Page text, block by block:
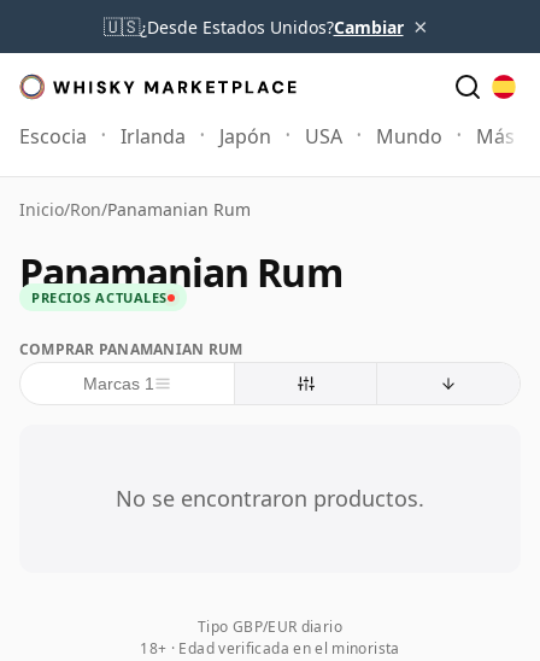
🇺🇸¿Desde Estados Unidos?Cambiar ×
Escocia Irlanda Japón USA Mundo Más
Inicio/Ron/Panamanian Rum
Panamanian Rum
PRECIOS ACTUALES
COMPRAR PANAMANIAN RUM
Marcas 1
No se encontraron productos.
Tipo GBP/EUR diario
18+ · Edad verificada en el minorista